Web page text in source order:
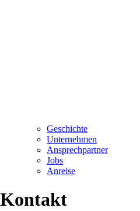
Geschichte
Unternehmen
Ansprechpartner
Jobs
Anreise
Kontakt